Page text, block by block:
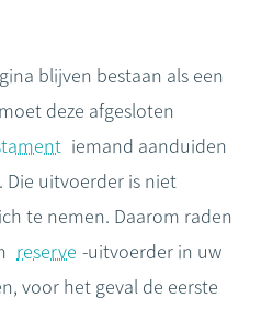
blijven bestaan als een
deze afgesloten
iemand aanduiden
Die uitvoerder is niet
te nemen. Daarom raden
reserve -uitvoerder in uw
voor het geval de eerste